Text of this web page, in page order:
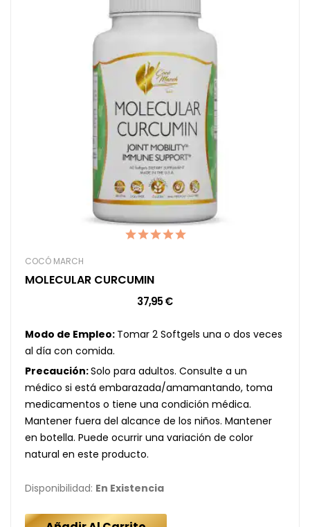
COCÓ MARCH
MOLECULAR CURCUMIN
37,95 €
Modo de Empleo: Tomar 2 Softgels una o dos veces
al día con comida.
Precaución:Solo para adultos. Consulte a un
médico si está embarazada/amamantando, toma
medicamentos o tiene una condición médica.
Mantener fuera del alcance de los niños. Mantener
en botella. Puede ocurrir una variación de color
natural en este producto.
Disponibilidad: En Existencia